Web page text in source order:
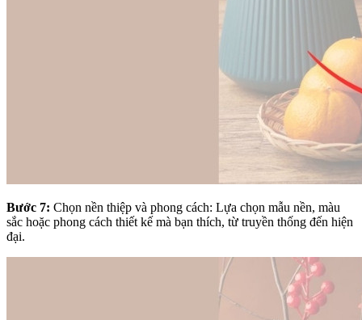
Bước 7: Chọn nền thiệp và phong cách: Lựa chọn mẫu nền, màu
sắc hoặc phong cách thiết kế mà bạn thích, từ truyền thống đến hiện
đại.